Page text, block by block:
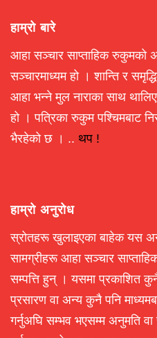
हाम्रो बारे
आहा सञ्चार साप्ताहिक रुकुमको
सञ्चारमाध्यम हो । शान्ति र
आहा भन्ने मुल नाराका साथ
हो । पत्रिका रुकुम पश्चिमबाट
भैरहेको छ । .. थप !
हाम्रो अनुरोध
स्रोतहरू खुलाइएका बाहेक यस
सामग्रीहरू आहा सञ्चार
सम्पत्ति हुन् । यसमा प्रकाशित
प्रसारण वा अन्य कुनै पनि
गर्नुअघि सम्भव भएसम्म अनुमति